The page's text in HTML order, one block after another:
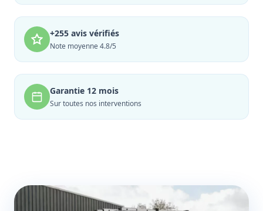
+255 avis vérifiés
Note moyenne 4.8/5
Garantie 12 mois
Sur toutes nos interventions